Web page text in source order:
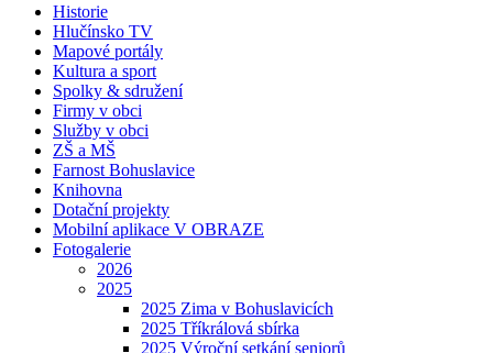
Historie
Hlučínsko TV
Mapové portály
Kultura a sport
Spolky & sdružení
Firmy v obci
Služby v obci
ZŠ a MŠ
Farnost Bohuslavice
Knihovna
Dotační projekty
Mobilní aplikace V OBRAZE
Fotogalerie
2026
2025
2025 Zima v Bohuslavicích
2025 Tříkrálová sbírka
2025 Výroční setkání seniorů